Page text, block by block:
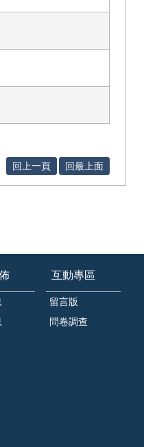
回上一頁 回最上面
互動專區
留言版
問卷調查